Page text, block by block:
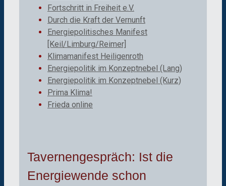
Fortschritt in Freiheit e.V.
Durch die Kraft der Vernunft
Energiepolitisches Manifest
[Keil/Limburg/Reimer]
Klimamanifest Heiligenroth
Energiepolitik im Konzeptnebel (Lang)
Energiepolitik im Konzeptnebel (Kurz)
Prima Klima!
Frieda online
Tavernengespräch: Ist die
Energiewende schon